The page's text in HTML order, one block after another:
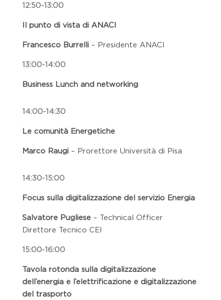
12:50-13:00
Il punto di vista di ANACI
Francesco Burrelli– Presidente ANACI
13:00-14:00
Business Lunch and networking
14:00-14:30
Le comunità Energetiche
Marco Raugi– Prorettore Università di Pisa
14:30-15:00
Focus sulla digitalizzazione del servizio Energia
Salvatore Pugliese– Technical Officer
Direttore Tecnico CEI
15:00-16:00
Tavola rotonda sulla digitalizzazione
dell’energia e l’elettrificazione e digitalizzazione
del trasporto